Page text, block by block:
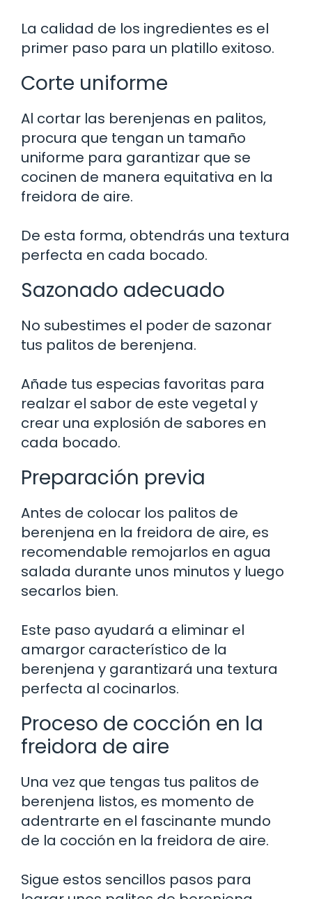
La calidad de los ingredientes es el
primer paso para un platillo exitoso.
Corte uniforme
Al cortar las berenjenas en palitos,
procura que tengan un tamaño
uniforme para garantizar que se
cocinen de manera equitativa en la
freidora de aire.
De esta forma, obtendrás una textura
perfecta en cada bocado.
Sazonado adecuado
No subestimes el poder de sazonar
tus palitos de berenjena.
Añade tus especias favoritas para
realzar el sabor de este vegetal y
crear una explosión de sabores en
cada bocado.
Preparación previa
Antes de colocar los palitos de
berenjena en la freidora de aire, es
recomendable remojarlos en agua
salada durante unos minutos y luego
secarlos bien.
Este paso ayudará a eliminar el
amargor característico de la
berenjena y garantizará una textura
perfecta al cocinarlos.
Proceso de cocción en la
freidora de aire
Una vez que tengas tus palitos de
berenjena listos, es momento de
adentrarte en el fascinante mundo
de la cocción en la freidora de aire.
Sigue estos sencillos pasos para